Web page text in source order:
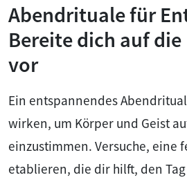
Abendrituale für
Bereite dich auf
vor
Ein entspannendes
wirken, um Körper und Geist
einzustimmen. Versuche, eine
etablieren, die dir hilft, den